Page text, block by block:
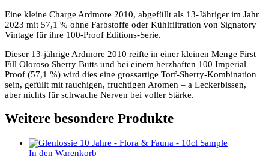
Eine kleine Charge Ardmore 2010, abgefüllt als 13-Jähriger im Jahr
2023 mit 57,1 % ohne Farbstoffe oder Kühlfiltration von Signatory
Vintage für ihre 100-Proof Editions-Serie.
Dieser 13-jährige Ardmore 2010 reifte in einer kleinen Menge First
Fill Oloroso Sherry Butts und bei einem herzhaften 100 Imperial
Proof (57,1 %) wird dies eine grossartige Torf-Sherry-Kombination
sein, gefüllt mit rauchigen, fruchtigen Aromen – a Leckerbissen,
aber nichts für schwache Nerven bei voller Stärke.
Weitere besondere Produkte
In den Warenkorb